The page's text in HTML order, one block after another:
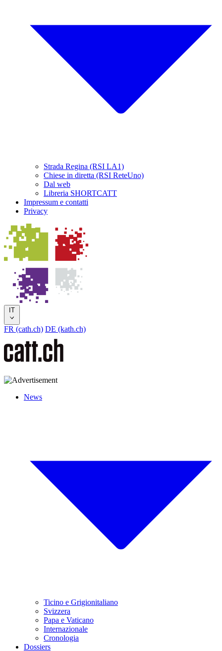
Strada Regina (RSI LA1)
Chiese in diretta (RSI ReteUno)
Dal web
Libreria SHORTCATT
Impressum e contatti
Privacy
IT
FR (cath.ch) DE (kath.ch)
News
Ticino e Grigionitaliano
Svizzera
Papa e Vaticano
Internazionale
Cronologia
Dossiers